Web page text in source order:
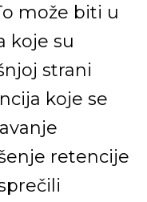
može biti u
koje su
strani
koje se
retencije